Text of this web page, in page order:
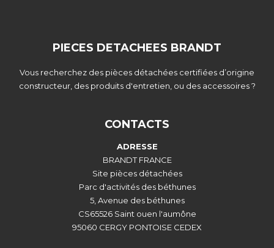
PIECES DETACHEES BRANDT
Vous recherchez des pièces détachées certifiées d’origine
constructeur, des produits d'entretien, ou des accessoires ?
CONTACTS
ADRESSE
BRANDT FRANCE
Site pièces détachées
Parc d'activités des béthunes
5, Avenue des béthunes
CS65526 Saint ouen l'aumône
95060 CERGY PONTOISE CEDEX